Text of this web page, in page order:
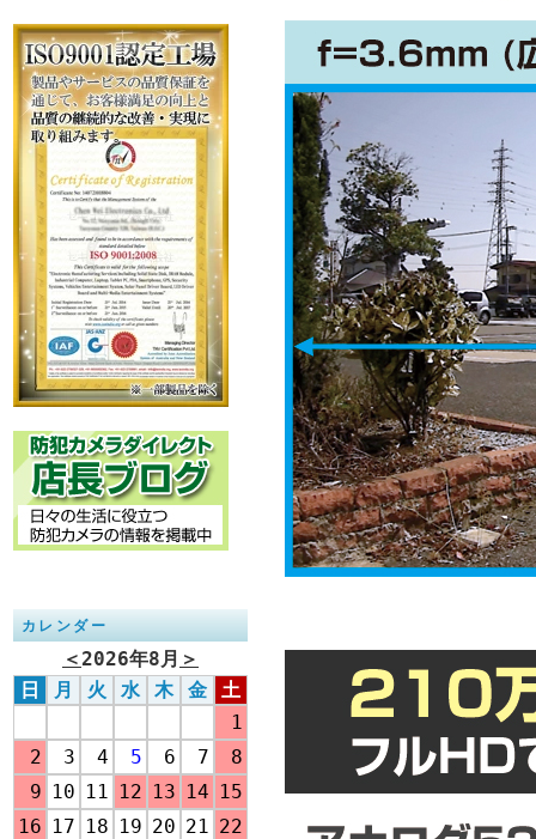
カレンダー
＜ 2026年8月 ＞
日
月 火 水 木 金
土
1
2
3 4 5 6 7
8
9 10 11 12 13 14 15
16 17 18 19 20 21 22